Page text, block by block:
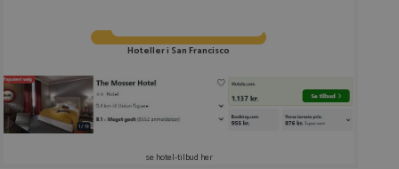
Hoteller i San Francisco
se hotel-tilbud her